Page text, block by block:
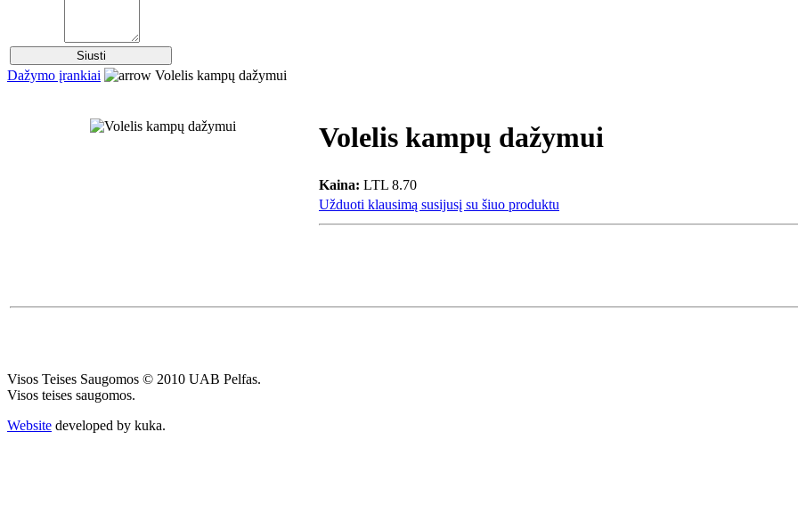
Dažymo įrankiai Volelis kampų dažymui
Volelis kampų dažymui
Kaina: LTL 8.70
Užduoti klausimą susijusį su šiuo produktu
Visos Teises Saugomos © 2010 UAB Pelfas.
Visos teises saugomos.
Website developed by kuka.